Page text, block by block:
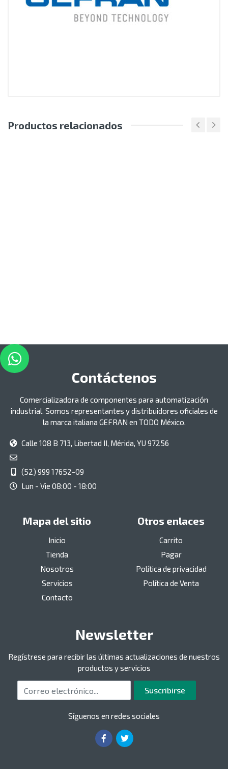
Productos relacionados
Contáctenos
Comercializadora de componentes para automatización
industrial. Somos representantes y distribuidores oficiales de
la marca italiana GEFRAN en TODO México.
Calle 108 B 713, Libertad II, Mérida, YU 97256
(52) 999 17652-09
Lun - Vie 08:00 - 18:00
Mapa del sitio
Inicio
Tienda
Nosotros
Servicios
Contacto
Otros enlaces
Carrito
Pagar
Política de privacidad
Política de Venta
Newsletter
Regístrese para recibir las últimas actualizaciones de nuestros
productos y servicios
Correo electrónico Suscribirse
Síguenos en redes sociales